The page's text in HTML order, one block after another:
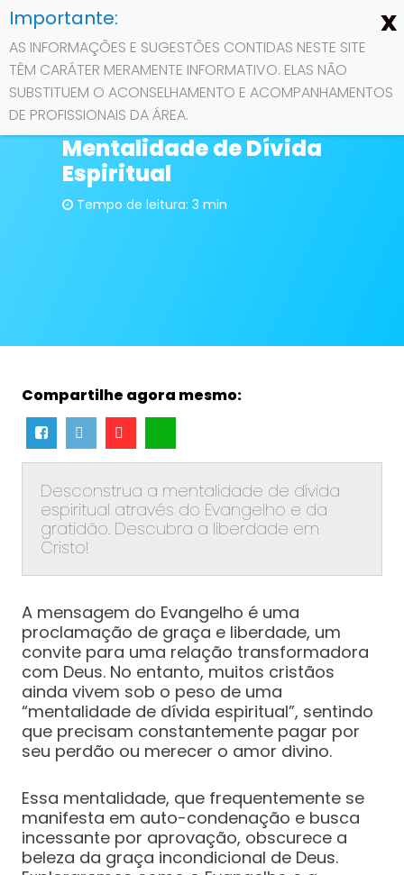
Contato
Sobre
Privacidade
Liberdade em Cristo:
Desconstruindo a
Mentalidade de Dívida
Espiritual
Tempo de leitura: 3 min
Compartilhe agora mesmo:
Desconstrua a mentalidade de dívida
espiritual através do Evangelho e da
gratidão. Descubra a liberdade em
Cristo!
A mensagem do Evangelho é uma
proclamação de graça e liberdade, um
convite para uma relação transformadora
com Deus. No entanto, muitos cristãos
ainda vivem sob o peso de uma
“mentalidade de dívida espiritual”, sentindo
que precisam constantemente pagar por
seu perdão ou merecer o amor divino.
Essa mentalidade, que frequentemente se
manifesta em auto-condenação e busca
incessante por aprovação, obscurece a
beleza da graça incondicional de Deus.
AS INFORMAÇÕES E SUGESTÕES CONTIDAS NESTE SITE
TÊM CARÁTER MERAMENTE INFORMATIVO. ELAS NÃO
SUBSTITUEM O ACONSELHAMENTO E ACOMPANHAMENTOS
DE PROFISSIONAIS DA ÁREA.